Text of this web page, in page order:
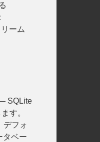
ーム
SQLite
ます。
デフォ
タベー